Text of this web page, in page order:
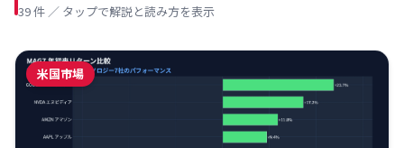
39件 ／ タップで解説と読み方を表示
米国市場